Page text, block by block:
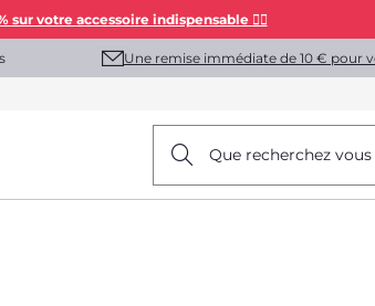
sur votre accessoire indispensable 👯‍♀️
Une remise immédiate de 10 € pour
Que recherchez vous